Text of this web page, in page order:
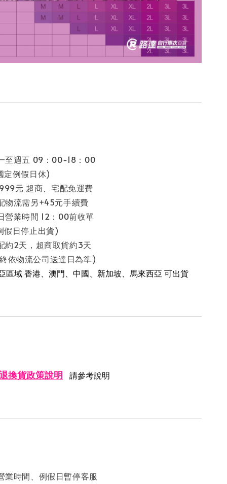
至週五 09：00-18：00
日休)
元 超商、宅配免運費
流需另+45元手續費
業時間 12：00前收單
止出貨)
2天，超商取貨約3天
公司送達日為準)
區域 香港、澳門、中國、新加坡、馬來西亞 可出貨
換貨政策說明 請參考說明
時間、例假日暫停客服